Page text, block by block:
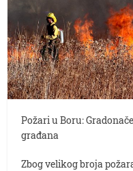
Požari u Boru:
građana
Zbog velikog broja